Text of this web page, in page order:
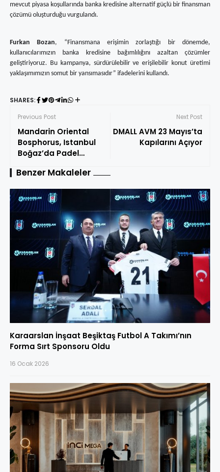
mevcut piyasa koşullarında banka kredisine alternatif güçlü bir finansman
çözümü oluşturduğu vurgulandı.
Furkan Bozan, “Finansmana erişimin zorlaştığı bir dönemde,
kullanıcılarımızın banka kredisine bağımlılığını azaltan çözümler
geliştiriyoruz. Bu kampanya, sürdürülebilir ve erişilebilir konut üretimi
yaklaşımımızın somut bir yansımasıdır” ifadelerini kullandı.
SHARES:
Previous Post
Mandarin Oriental
Bosphorus, Istanbul
Boğaz’da Padel
ve Yaşam Stilini
Next Post
DMALL AVM 23 Mayıs’ta
Kapılarını Açıyor
Benzer Makaleler
Karaarslan İnşaat Beşiktaş Futbol A Takımı’nın
Forma Sırt Sponsoru Oldu
16 Ocak 2026